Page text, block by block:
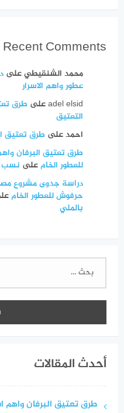
Recent Comments
محمد الشنقيطيعلى
عطور واهم الاسرار
adel elsidعلى طرق
التعتيق
احمدعلى طرق تعتيق
طرق تعتيق البرفان
للعطور الخامعلى نسب
دراسة جدوى مشروع
حرفوش للعطور الخام
بالملي
أحدث المقالات
طرق تعتيق البرفان واهم